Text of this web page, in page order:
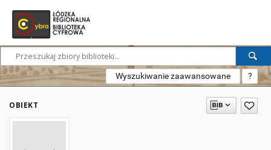
Wyszukiwanie zaawansowane ?
OBIEKT